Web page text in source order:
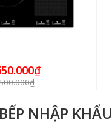
NHẬP KHẨU